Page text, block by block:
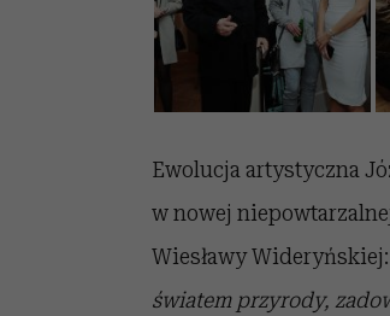
Ewolucja artystyczna
w nowej
Wiesławy Wideryńskiej:
światem przyrody,